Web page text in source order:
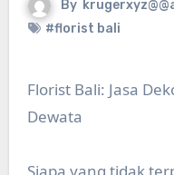
By
#florist bali
Florist Bali: Jasa Dekorasi Bunga Terbaik di Pulau
Dewata